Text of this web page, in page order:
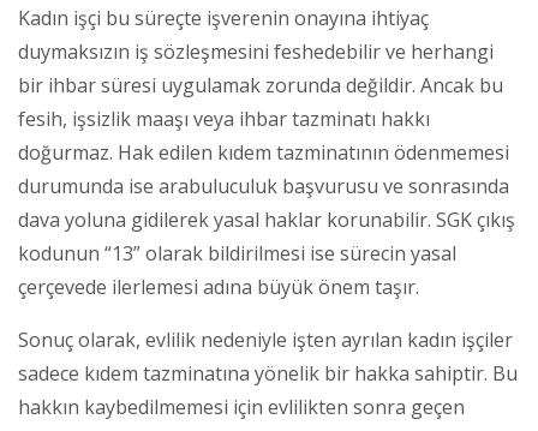
Kadın işçi bu süreçte işverenin onayına ihtiyaç
duymaksızın iş sözleşmesini feshedebilir ve herhangi
bir ihbar süresi uygulamak zorunda değildir. Ancak bu
fesih, işsizlik maaşı veya ihbar tazminatı hakkı
doğurmaz. Hak edilen kıdem tazminatının ödenmemesi
durumunda ise arabuluculuk başvurusu ve sonrasında
dava yoluna gidilerek yasal haklar korunabilir. SGK çıkış
kodunun “13” olarak bildirilmesi ise sürecin yasal
çerçevede ilerlemesi adına büyük önem taşır.
Sonuç olarak, evlilik nedeniyle işten ayrılan kadın işçiler
sadece kıdem tazminatına yönelik bir hakka sahiptir. Bu
hakkın kaybedilmemesi için evlilikten sonra geçen